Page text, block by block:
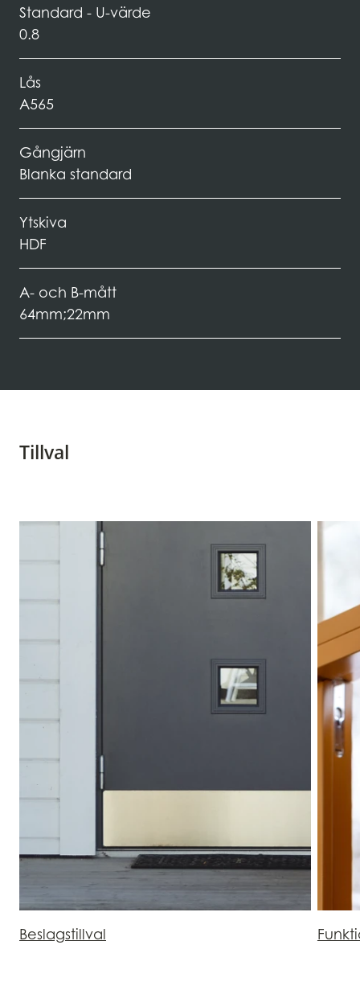
Standard - U-värde
0.8
Lås
A565
Gångjärn
Blanka standard
Ytskiva
HDF
A- och B-mått
64mm;22mm
Tillval
Beslagstillval